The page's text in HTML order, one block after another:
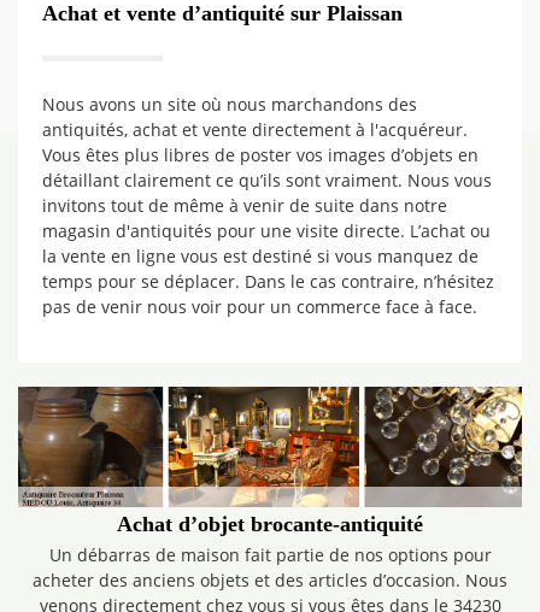
Achat et vente d’antiquité sur Plaissan
Nous avons un site où nous marchandons des
antiquités, achat et vente directement à l'acquéreur.
Vous êtes plus libres de poster vos images d’objets en
détaillant clairement ce qu’ils sont vraiment. Nous vous
invitons tout de même à venir de suite dans notre
magasin d'antiquités pour une visite directe. L’achat ou
la vente en ligne vous est destiné si vous manquez de
temps pour se déplacer. Dans le cas contraire, n’hésitez
pas de venir nous voir pour un commerce face à face.
Achat d’objet brocante-antiquité
Un débarras de maison fait partie de nos options pour
acheter des anciens objets et des articles d’occasion. Nous
venons directement chez vous si vous êtes dans le 34230